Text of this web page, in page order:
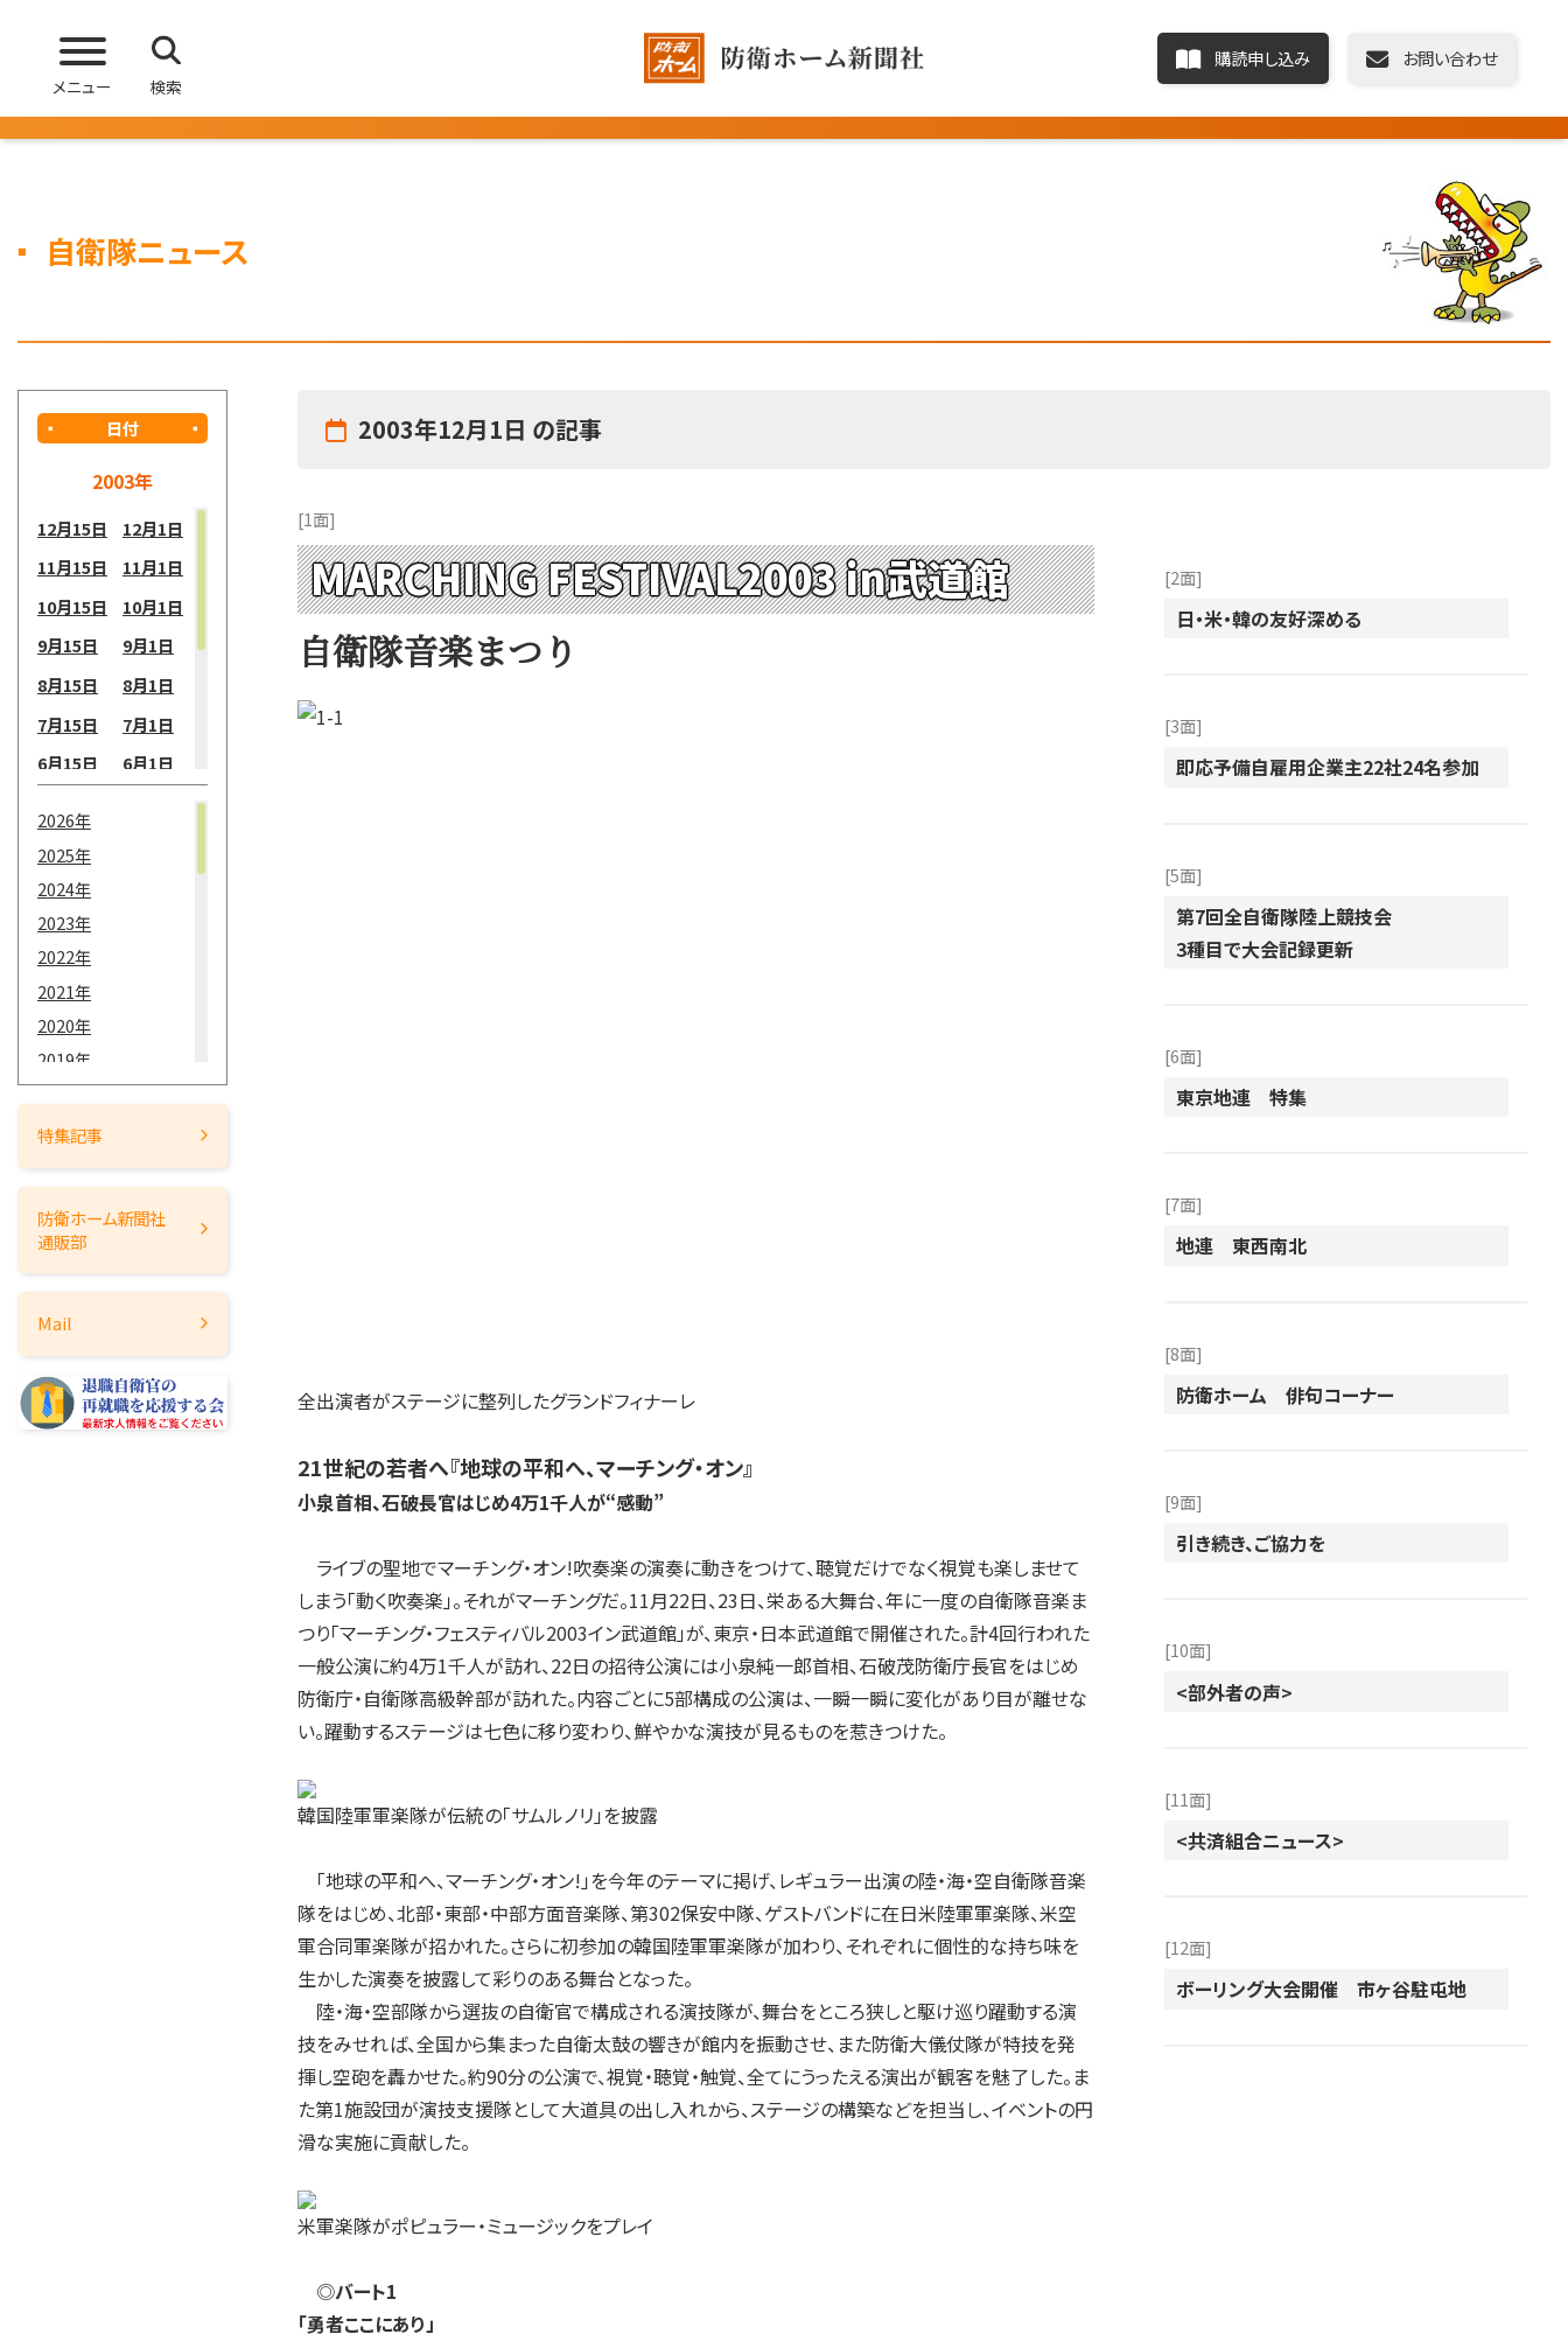
メニュー 検索
購読申し込み お問い合わせ
自衛隊ニュース
日付
2003年
12月15日
12月1日
11月15日
11月1日
10月15日
10月1日
9月15日
9月1日
8月15日
8月1日
7月15日
7月1日
6月15日
6月1日
3月15日
2月15日
1月15日
2026年
2025年
2024年
2023年
2022年
2021年
2020年
2019年
2018年
2017年
2014年
2012年
2011年
2009年
2008年
特集記事
防衛ホーム新聞社
通販部
Mail
2003年12月1日 の記事
[1面]
MARCHING FESTIVAL2003 in武道館
自衛隊音楽まつり
全出演者がステージに整列したグランドフィナーレ
21世紀の若者へ『地球の平和へ、マーチング・オン』
小泉首相、石破長官はじめ4万1千人が“感動”
ライブの聖地でマーチング・オン!吹奏楽の演奏に動きをつけて、聴覚だけでなく視覚も楽しませて
しまう「動く吹奏楽」。それがマーチングだ。11月22日、23日、栄ある大舞台、年に一度の自衛隊音楽ま
つり「マーチング・フェスティバル2003イン武道館」が、東京・日本武道館で開催された。計4回行われた
一般公演に約4万1千人が訪れ、22日の招待公演には小泉純一郎首相、石破茂防衛庁長官をはじめ
防衛庁・自衛隊高級幹部が訪れた。内容ごとに5部構成の公演は、一瞬一瞬に変化があり目が離せな
い。躍動するステージは七色に移り変わり、鮮やかな演技が見るものを惹きつけた。
韓国陸軍軍楽隊が伝統の「サムルノリ」を披露
「地球の平和へ、マーチング・オン!」を今年のテーマに掲げ、レギュラー出演の陸・海・空自衛隊音楽
隊をはじめ、北部・東部・中部方面音楽隊、第302保安中隊、ゲストバンドに在日米陸軍軍楽隊、米空
軍合同軍楽隊が招かれた。さらに初参加の韓国陸軍軍楽隊が加わり、それぞれに個性的な持ち味を
生かした演奏を披露して彩りのある舞台となった。
陸・海・空部隊から選抜の自衛官で構成される演技隊が、舞台をところ狭しと駆け巡り躍動する演
技をみせれば、全国から集まった自衛太鼓の響きが館内を振動させ、また防衛大儀仗隊が特技を発
揮し空砲を轟かせた。約90分の公演で、視覚・聴覚・触覚、全てにうったえる演出が観客を魅了した。ま
た第1施設団が演技支援隊として大道具の出し入れから、ステージの構築などを担当し、イベントの円
滑な実施に貢献した。
米軍楽隊がポピュラー・ミュージックをプレイ
◎バート1
「勇者ここにあり」
[2面]
日・米・韓の友好深める
[3面]
即応予備自雇用企業主22社24名参加
[5面]
第7回全自衛隊陸上競技会
3種目で大会記録更新
[6面]
東京地連 特集
[7面]
地連 東西南北
[8面]
防衛ホーム 俳句コーナー
[9面]
引き続き、ご協力を
[10面]
<部外者の声>
[11面]
<共済組合ニュース>
[12面]
ボーリング大会開催 市ヶ谷駐屯地